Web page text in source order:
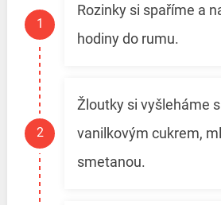
Rozinky si spaříme a
hodiny do rumu.
Žloutky si vyšleháme
vanilkovým cukrem,
smetanou.